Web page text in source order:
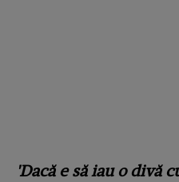
'Dacă e să iau o divă